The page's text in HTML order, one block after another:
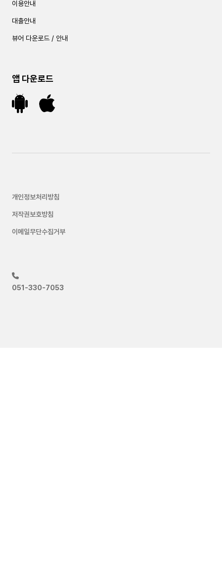
이용안내
대출안내
뷰어 다운로드 / 안내
앱 다운로드
개인정보처리방침
저작권보호방침
이메일무단수집거부
051-330-7053